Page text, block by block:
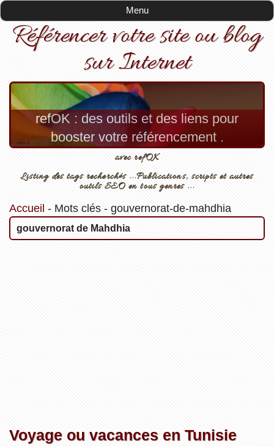
Menu
Référencer votre site ou blog
sur Internet
refOK : des outils et des liens pour
booster votre référencement .
avec refOK
Listing des tags recherchés ...Publications, scripts et autres
outils SEO en tous genres ...
Accueil - Mots clés- gouvernorat-de-mahdhia
gouvernorat de Mahdhia
Voyage ou vacances en Tunisie